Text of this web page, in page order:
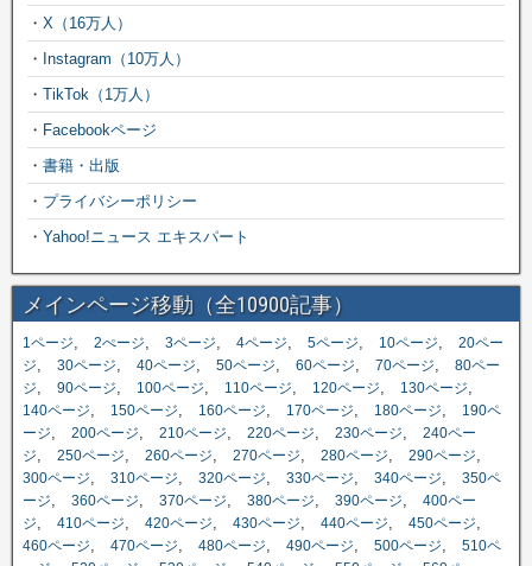
・ X（16万人）
・ Instagram（10万人）
・ TikTok（1万人）
・ Facebookページ
・ 書籍・出版
・ プライバシーポリシー
・ Yahoo!ニュース エキスパート
メインページ移動（全10900記事）
1ページ 2ぺージ 3ページ 4ページ 5ページ 10ページ
20ペー
ジ
30ページ 40ページ 50ページ 60ページ 70ページ
80ペー
ジ
90ページ 100ページ 110ページ 120ページ 130ページ
140ページ 150ページ 160ページ 170ページ 180ページ
190ペ
ージ
200ページ 210ページ 220ページ 230ページ
240ペー
ジ
250ページ 260ページ 270ページ 280ページ 290ページ
300ページ 310ページ 320ページ 330ページ 340ページ
350ペ
ージ
360ページ 370ページ 380ページ 390ページ
400ペー
ジ
410ページ 420ページ 430ページ 440ページ 450ページ
460ページ 470ページ 480ページ 490ページ 500ページ
510ペ